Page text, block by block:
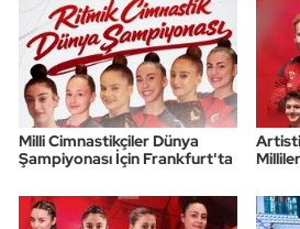
Milli Cimnastikçiler Dünya
Şampiyonası İçin Frankfurt'ta